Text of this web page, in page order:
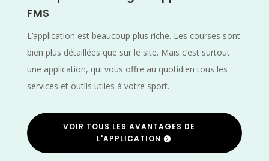
FMS
L’application est beaucoup plus riche. Les courses sont
bien plus détaillées que sur le site. Mais c’est surtout
une application, qui vous offre au quotidien tous les
services et outils utiles à votre sport.
VOIR TOUS LES AVANTAGES DE
L'APPLICATION